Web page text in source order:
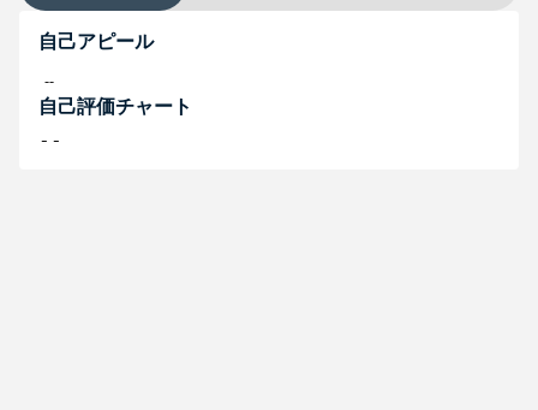
自己アピール
--
自己評価チャート
--